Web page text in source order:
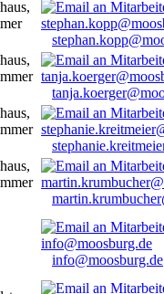
info@moosburg.de